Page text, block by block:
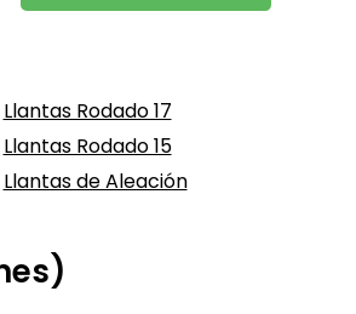
Llantas Rodado 17
Llantas Rodado 15
Llantas de Aleación